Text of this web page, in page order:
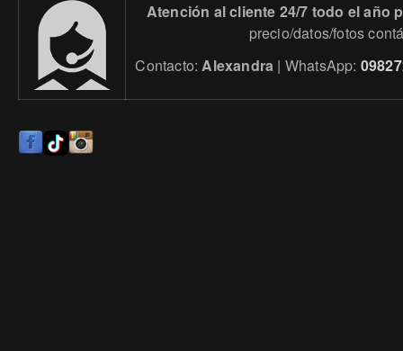
Atención al cliente 24/7 todo el año
precio/datos/fotos
Contacto:Alexandra | WhatsApp: